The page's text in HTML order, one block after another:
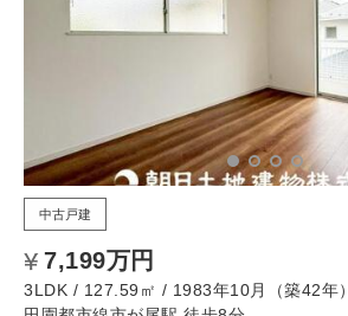
中古戸建
7,199万円
3LDK / 127.59㎡ / 1983年10月（築42年）